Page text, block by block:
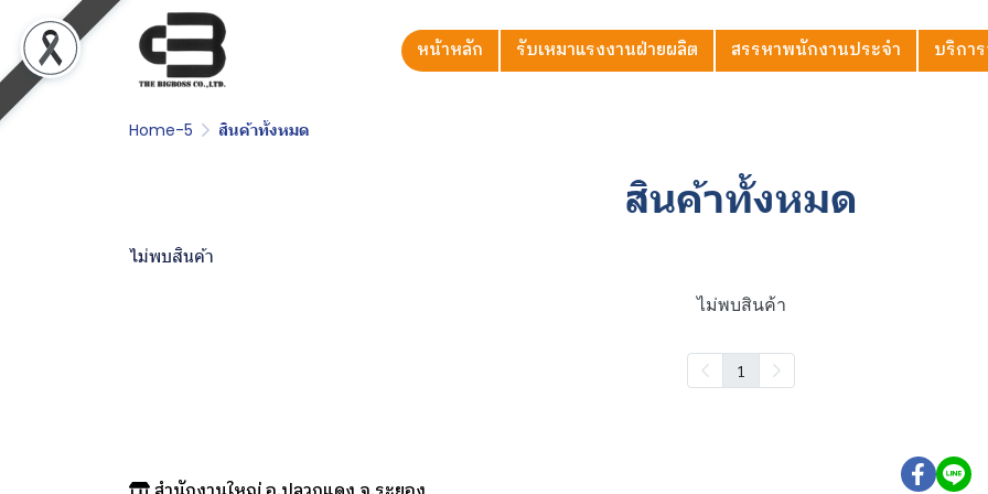
หน้าหลัก รับเหมาแรงงานฝ่ายผลิต สรรหาพนักงานประจำ บริกา
Home-5 สินค้าทั้งหมด
สินค้าทั้งหมด
ไม่พบสินค้า
ไม่พบสินค้า
1